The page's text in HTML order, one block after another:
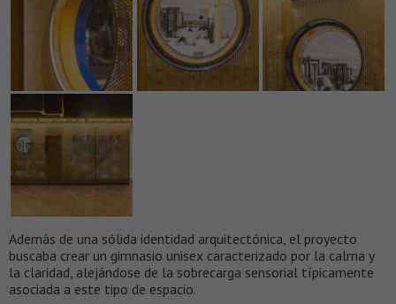
Además de una sólida identidad arquitectónica, el proyecto
buscaba crear un gimnasio unisex caracterizado por la calma y
la claridad, alejándose de la sobrecarga sensorial típicamente
asociada a este tipo de espacio.